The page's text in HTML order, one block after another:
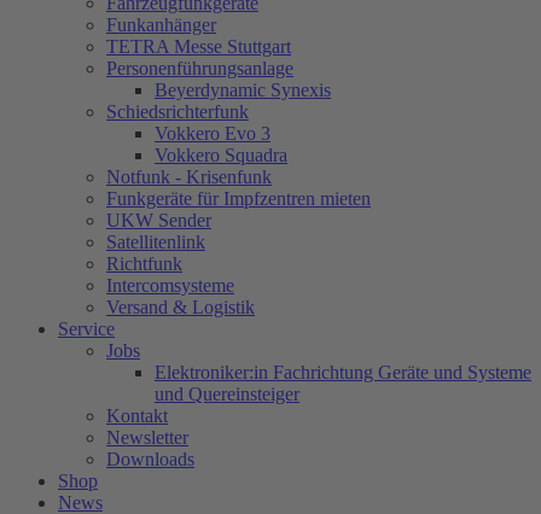
Funkanhänger
TETRA Messe Stuttgart
Personenführungsanlage
Beyerdynamic Synexis
Schiedsrichterfunk
Vokkero Evo 3
Vokkero Squadra
Notfunk - Krisenfunk
Funkgeräte für Impfzentren mieten
UKW Sender
Satellitenlink
Richtfunk
Intercomsysteme
Versand & Logistik
Service
Jobs
Elektroniker:in Fachrichtung Geräte und Systeme
und Quereinsteiger
Kontakt
Newsletter
Downloads
Shop
News